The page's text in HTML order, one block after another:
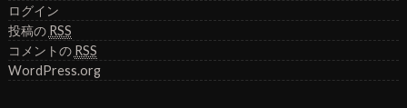
ログイン
投稿の RSS
コメントの RSS
WordPress.org